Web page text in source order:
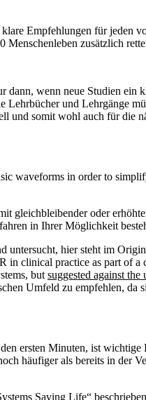
Empfehlungen für jeden
zusätzlich
wenn neue Studien ein
und Lehrgänge
und somit wohl auch für die
waveforms in order to
gleichbleibender oder
in Ihrer Möglichkeit
hier steht im
in clinical practice as part of
but suggested against
Umfeld zu empfehlen, da
ersten Minuten, ist
häufiger als bereits in der
Saving Life“